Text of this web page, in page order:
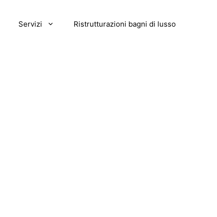
Servizi Ristrutturazioni bagni di lusso